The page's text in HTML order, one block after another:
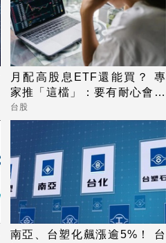
月配高股息ETF還能買？ 專
家推「這檔」：要有耐心會長
大
台股
南亞、台塑化飆漲逾5%！ 台